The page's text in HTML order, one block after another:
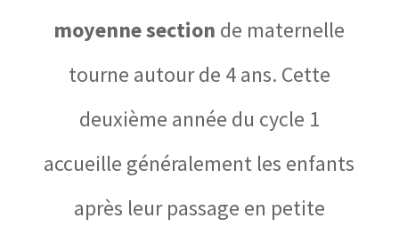
moyenne section de maternelle
tourne autour de 4 ans. Cette
deuxième année du cycle 1
accueille généralement les enfants
après leur passage en petite